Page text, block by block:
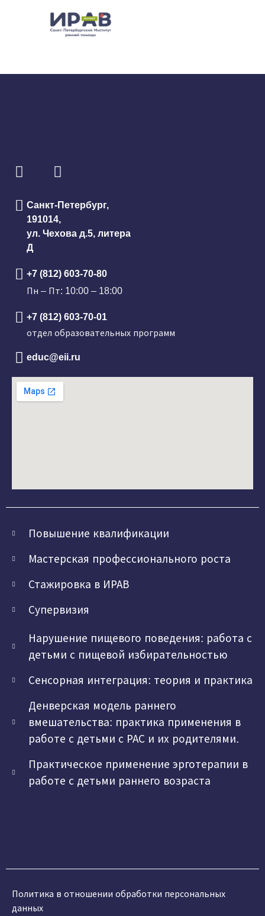
Санкт-Петербург,
191014,
ул. Чехова д.5, литера
Д
+7 (812) 603-70-80
Пн – Пт: 10:00 – 18:00
+7 (812) 603-70-01
отдел образовательных программ
educ@eii.ru
Повышение квалификации
Мастерская профессионального роста
Стажировка в ИРАВ
Супервизия
Нарушение пищевого поведения: работа с
детьми с пищевой избирательностью
Сенсорная интеграция: теория и практика
Денверская модель раннего
вмешательства: практика применения в
работе с детьми с РАС и их родителями.
Практическое применение эрготерапии в
работе с детьми раннего возраста
Политика в отношении обработки персональных
данных